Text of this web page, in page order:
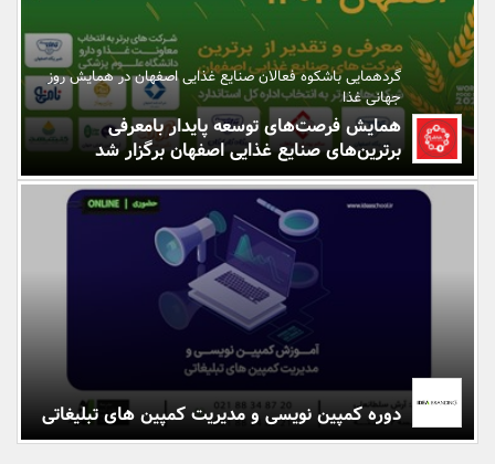
بانک، بیمه و سرمایه
مسکن و ساختمان
گردهمایی باشکوه فعالان صنایع غذایی اصفهان در همایش روز
جهانی غذا
همایش فرصت‌های توسعه پایدار بامعرفی
برترین‌های صنایع غذایی اصفهان برگزار شد
دوره کمپین نویسی و مدیریت کمپین های تبلیغاتی